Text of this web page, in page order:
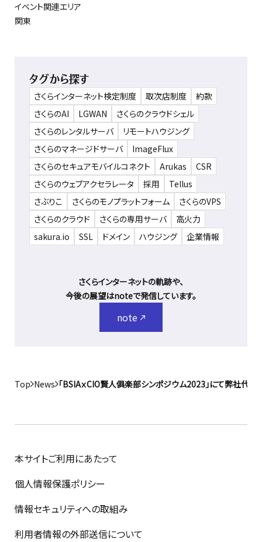
イベント関連エリア
関東
タグから探す
さくらインターネット検定制度 取次店制度
約款
さくらのAI
LGWAN
さくらのクラウドシェル
さくらのレンタルサーバ
リモートハウジング
さくらのマネージドサーバ
ImageFlux
さくらのセキュアモバイルコネクト
Arukas
CSR
さくらのウェブアクセラレータ
採用
Tellus
さぶりこ
さくらのモノプラットフォーム
さくらのVPS
さくらのクラウド
さくらの専用サーバ
高火力
sakura.io
SSL ドメイン ハウジング 企業情報
さくらインターネットの軌跡や、
今後の展望はnoteで発信しています。
note
Top News 「BSIAｘCIO賢人俱楽部シンポジウム2023」にて弊社代
本サイトご利用にあたって
個人情報保護ポリシー
情報セキュリティへの取組み
利用者情報の外部送信について